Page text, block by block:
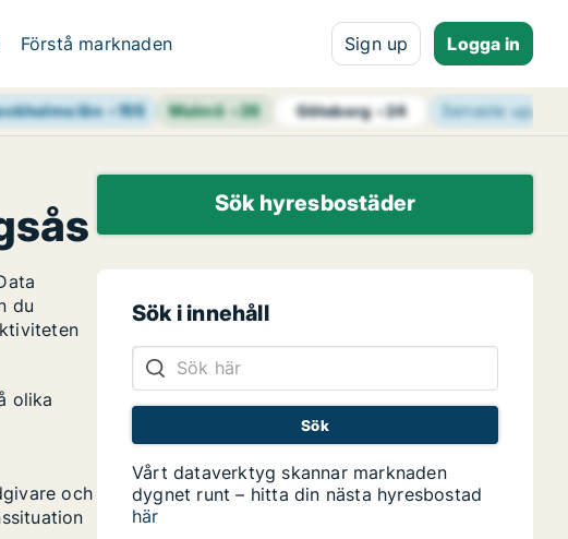
Förstå marknaden Sign up Logga in
län+155 Malmö+26 Göteborg+24 Senaste
du
olika
och
Sök hyresbostäder
Sök i innehåll
Vårt dataverktyg skannar marknaden
dygnet runt – hitta din nästa hyresbostad
här